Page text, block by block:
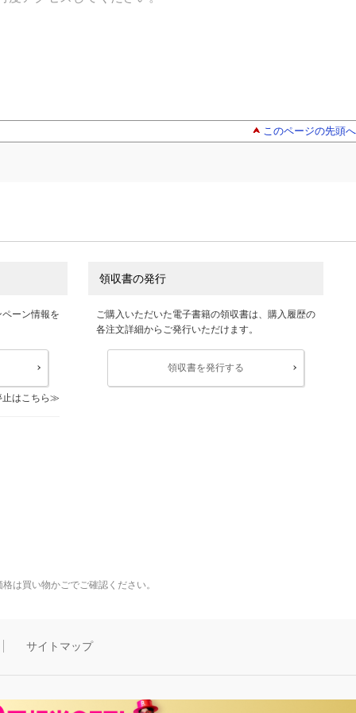
このページの先頭へ
ーン情報を
はこちら
領収書の発行
ご購入いただいた電子書籍の領収書は、購入履歴の
各注文詳細からご発行いただけます。
領収書を発行する
は買い物かごでご確認ください。
サイトマップ